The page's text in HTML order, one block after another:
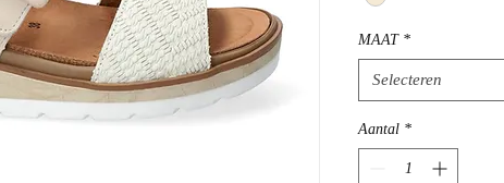
MAAT *
Selecteren
Aantal *